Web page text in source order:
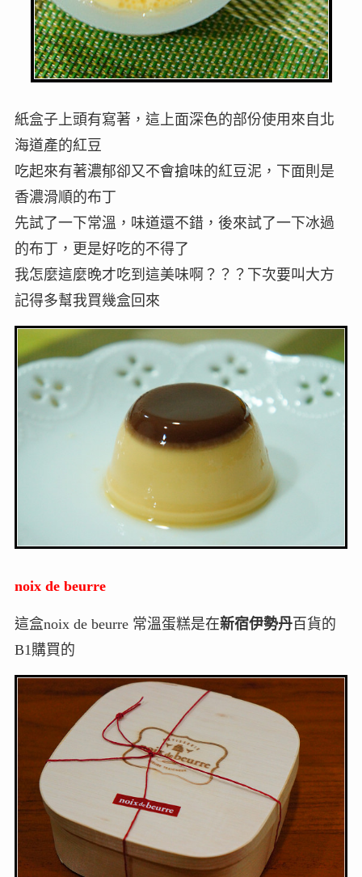
紙盒子上頭有寫著，這上面深色的部份使用來自北
海道產的紅豆
吃起來有著濃郁卻又不會搶味的紅豆泥，下面則是
香濃滑順的布丁
先試了一下常溫，味道還不錯，後來試了一下冰過
的布丁，更是好吃的不得了
我怎麼這麼晚才吃到這美味啊？？？下次要叫大方
記得多幫我買幾盒回來
noix de beurre
這盒noix de beurre 常溫蛋糕是在新宿伊勢丹百貨的
B1購買的